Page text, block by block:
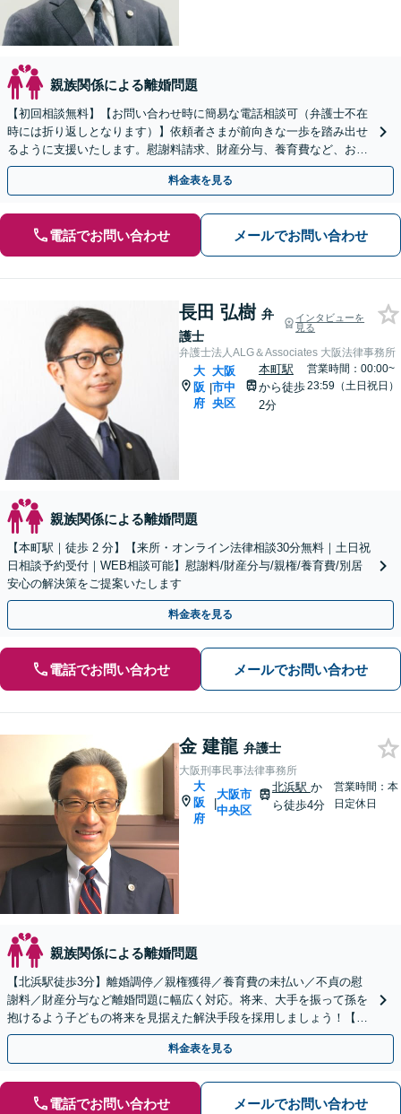
親族関係による離婚問題
【初回相談無料】【お問い合わせ時に簡易な電話相談可（弁護士不在
時には折り返しとなります）】依頼者さまが前向きな一歩を踏み出せ
るように支援いたします。慰謝料請求、財産分与、養育費など、お困
りの点について、最善の解決策をご提案します。
料金表を見る
電話でお問い合わせ メールでお問い合わせ
長田 弘樹 弁
護士
インタビューを
見る
弁護士法人ALG＆Associates 大阪法律事務所
大
阪
府
|
大阪
市中
央区
本町駅
から徒歩
2分
営業時間：00:00~
23:59（土日祝日）
親族関係による離婚問題
【本町駅｜徒歩 2 分】【来所・オンライン法律相談30分無料｜土日祝
日相談予約受付｜WEB相談可能】慰謝料/財産分与/親権/養育費/別居
安心の解決策をご提案いたします
料金表を見る
電話でお問い合わせ メールでお問い合わせ
金 建龍 弁護士
大阪刑事民事法律事務所
大
阪
府
|
大阪市
中央区
北浜駅 か
ら徒歩4分
営業時間：本
日定休日
親族関係による離婚問題
【北浜駅徒歩3分】離婚調停／親権獲得／養育費の未払い／不貞の慰
謝料／財産分与など離婚問題に幅広く対応。将来、大手を振って孫を
抱けるよう子どもの将来を見据えた解決手段を採用しましょう！【初
回相談無料】
料金表を見る
電話でお問い合わせ メールでお問い合わせ